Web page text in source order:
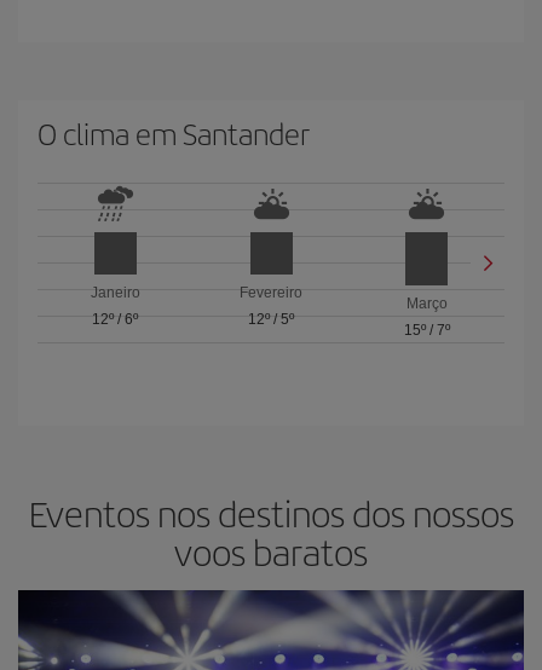
O clima em Santander
Janeiro
12º/6º
Fevereiro
12º/ 5º
Março
15º/ 7º
Eventos nos destinos dos nossos
voos baratos